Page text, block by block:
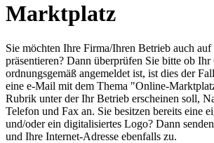
Marktplatz
Sie möchten Ihre Firma/Ihren Betrieb auch
präsentieren? Dann überprüfen Sie bitte ob Ihr
ordnungsgemäß angemeldet ist, ist dies der
eine e-Mail mit dem Thema "Online-
Rubrik unter der Ihr Betrieb erscheinen soll,
Telefon und Fax an. Sie besitzen bereits eine
und/oder ein digitalisiertes Logo? Dann
und Ihre Internet-Adresse ebenfalls zu.